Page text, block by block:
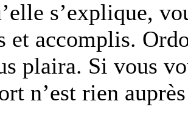
s’explique,
et accomplis.
plaira. Si vous
n’est rien